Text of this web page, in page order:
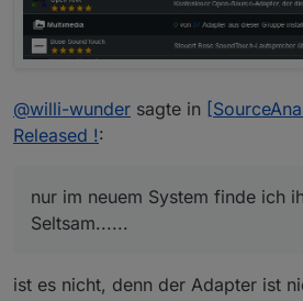
@willi-wunder sagte in
Released !:
nur im neuem System finde ich
Seltsam......
ist es nicht, denn der Adapter ist